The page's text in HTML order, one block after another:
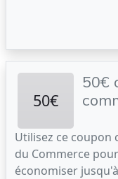
50€
50€
Utilisez ce coupon
du Commerce pour
économiser